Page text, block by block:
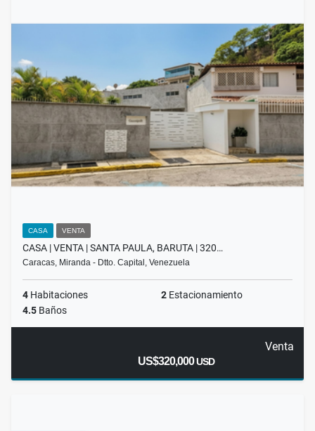
CASA VENTA
CASA | VENTA | SANTA PAULA, BARUTA | 320…
Caracas, Miranda - Dtto. Capital, Venezuela
4 Habitaciones 2 Estacionamiento
4.5 Baños
Venta
US$320,000USD